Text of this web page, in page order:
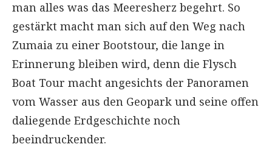
man alles was das Meeresherz begehrt. So
gestärkt macht man sich auf den Weg nach
Zumaia zu einer Bootstour, die lange in
Erinnerung bleiben wird, denn die Flysch
Boat Tour macht angesichts der Panoramen
vom Wasser aus den Geopark und seine offen
daliegende Erdgeschichte noch
beeindruckender.